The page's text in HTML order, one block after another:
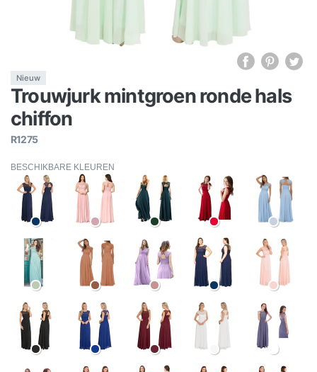
Nieuw
Trouwjurk mintgroen ronde hals
chiffon
R1275
BESCHIKBARE KLEUREN